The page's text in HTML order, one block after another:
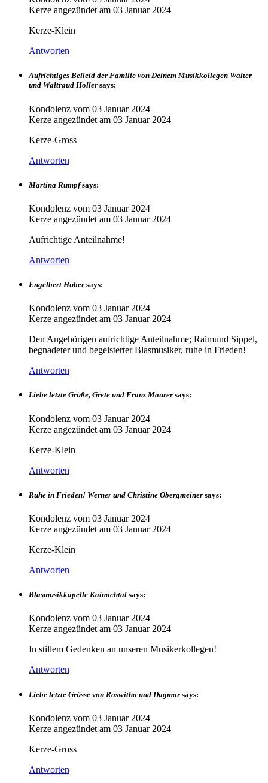
Kerze angezündet am 03 Januar 2024
Kerze-Klein
Antworten
Aufrichtiges Beileid der Familie von Deinem Musikkollegen Walter
und Waltraud Holler says:
Kondolenz vom 03 Januar 2024
Kerze angezündet am 03 Januar 2024
Kerze-Gross
Antworten
Martina Rumpf says:
Kondolenz vom 03 Januar 2024
Kerze angezündet am 03 Januar 2024
Aufrichtige Anteilnahme!
Antworten
Engelbert Huber says:
Kondolenz vom 03 Januar 2024
Kerze angezündet am 03 Januar 2024
Den Angehörigen aufrichtige Anteilnahme; Raimund Sippel,
begnadeter und begeisterter Blasmusiker, ruhe in Frieden!
Antworten
Liebe letzte Grüße, Grete und Franz Maurer says:
Kondolenz vom 03 Januar 2024
Kerze angezündet am 03 Januar 2024
Kerze-Klein
Antworten
Ruhe in Frieden! Werner und Christine Obergmeiner says:
Kondolenz vom 03 Januar 2024
Kerze angezündet am 03 Januar 2024
Kerze-Klein
Antworten
Blasmusikkapelle Kainachtal says:
Kondolenz vom 03 Januar 2024
Kerze angezündet am 03 Januar 2024
In stillem Gedenken an unseren Musikerkollegen!
Antworten
Liebe letzte Grüsse von Roswitha und Dagmar says:
Kondolenz vom 03 Januar 2024
Kerze angezündet am 03 Januar 2024
Kerze-Gross
Antworten